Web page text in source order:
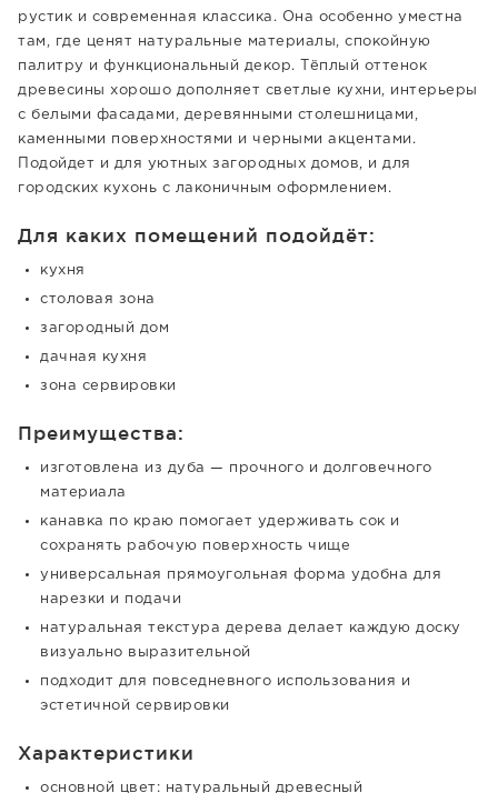
рустик и современная классика. Она особенно уместна
там, где ценят натуральные материалы, спокойную
палитру и функциональный декор. Тёплый оттенок
древесины хорошо дополняет светлые кухни, интерьеры
с белыми фасадами, деревянными столешницами,
каменными поверхностями и черными акцентами.
Подойдет и для уютных загородных домов, и для
городских кухонь с лаконичным оформлением.
Для каких помещений подойдёт:
кухня
столовая зона
загородный дом
дачная кухня
зона сервировки
Преимущества:
изготовлена из дуба — прочного и долговечного
материала
канавка по краю помогает удерживать сок и
сохранять рабочую поверхность чище
универсальная прямоугольная форма удобна для
нарезки и подачи
натуральная текстура дерева делает каждую доску
визуально выразительной
подходит для повседневного использования и
эстетичной сервировки
Характеристики
основной цвет: натуральный древесный